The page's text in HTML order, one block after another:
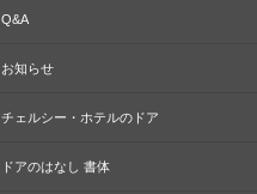
Q&A
お知らせ
チェルシー・ホテルのドア
ドアのはなし 書体